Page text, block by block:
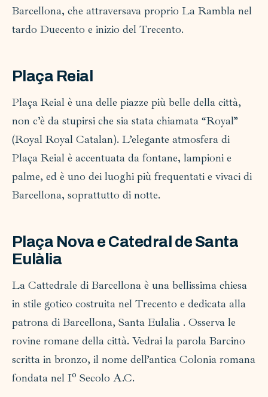
Barcellona, che attraversava proprio La Rambla nel
tardo Duecento e inizio del Trecento.
Plaça Reial
Plaça Reial è una delle piazze più belle della città,
non c’è da stupirsi che sia stata chiamata “Royal”
(Royal Royal Catalan). L’elegante atmosfera di
Plaça Reial è accentuata da fontane, lampioni e
palme, ed è uno dei luoghi più frequentati e vivaci di
Barcellona, soprattutto di notte.
Plaça Nova e Catedral de Santa
Eulàlia
La Cattedrale di Barcellona è una bellissima chiesa
in stile gotico costruita nel Trecento e dedicata alla
patrona di Barcellona, Santa Eulalia . Osserva le
rovine romane della città. Vedrai la parola Barcino
scritta in bronzo, il nome dell’antica Colonia romana
fondata nel Iº Secolo A.C.